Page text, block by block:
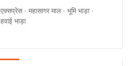
एक्सप्रेस · महासागर माल · भूमि भाड़ा ·
हवाई भाड़ा